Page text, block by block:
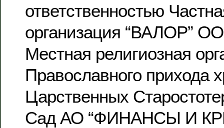
ответственностью
организация “ВАЛОР”
Местная религиозная
Православного прихода
Царственных
Сад АО “ФИНАНСЫ И